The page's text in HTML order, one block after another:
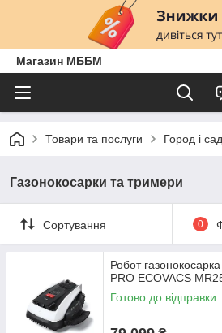
Магазин МББМ
Товари та послуги Город і
Газонокосарки та тримери
Сортування 0
Робот
PRO ECOVACS
Готово до відправки